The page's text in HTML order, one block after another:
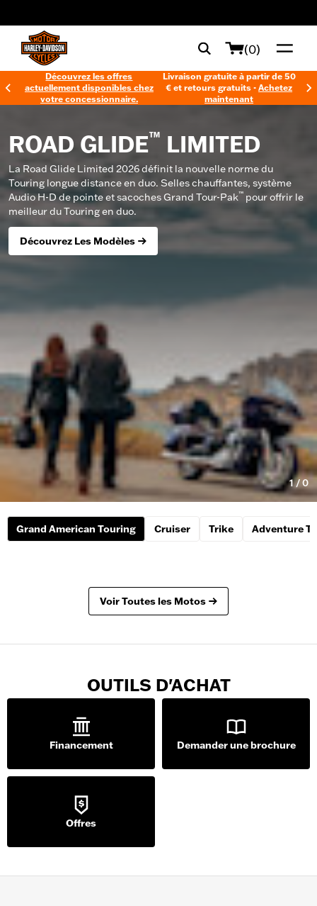
(0)
Découvrez les offres
actuellement disponibles chez
votre concessionnaire.
Livraison gratuite à partir de 50
€ et retours gratuits -Achetez
maintenant
ROAD GLIDE™ LIMITED
La Road Glide Limited 2026 définit la nouvelle norme du
Touring longue distance en duo. Selles chauffantes, système
Audio H-D de pointe et sacoches Grand Tour-Pak™ pour offrir le
meilleur du Touring en duo.
Découvrez Les Modèles
1/0
Grand American Touring Cruiser Trike Adventure
Voir Toutes les Motos
OUTILS D'ACHAT
Financement Demander une brochure
Offres